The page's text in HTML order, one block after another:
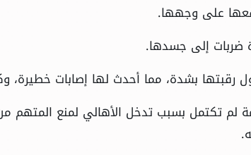
على وجهها.
ضربات إلى جسدها.
رقبتها بشدة، مما أحدث لها إصابات خطيرة،
لم تكتمل بسبب تدخل الأهالي لمنع المتهم